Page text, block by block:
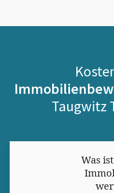
Taugwitz
Was